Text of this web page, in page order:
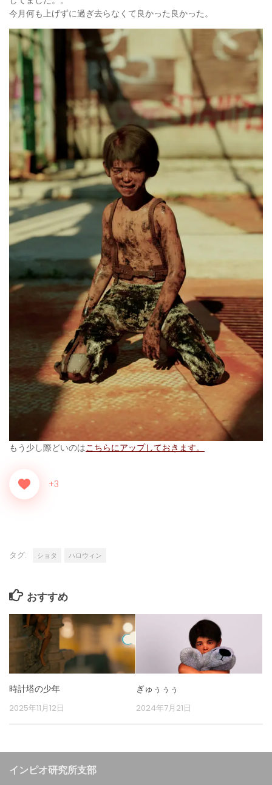
今月何も上げずに過ぎ去らなくて良かった良かった。
もう少し際どいのはこちらにアップしておきます。
+3
タグ: ショタ ハロウィン
おすすめ
時計塔の少年
2025年11月12日
ぎゅぅぅぅ
2024年7月21日
インピオ研究所支部